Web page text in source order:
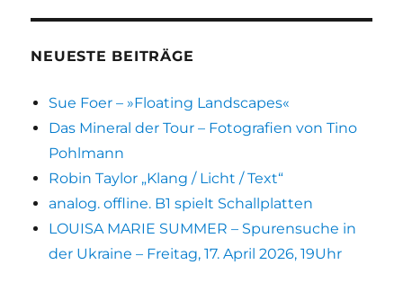
NEUESTE BEITRÄGE
Sue Foer – »Floating Landscapes«
Das Mineral der Tour – Fotografien von Tino
Pohlmann
Robin Taylor „Klang / Licht / Text“
analog. offline. B1 spielt Schallplatten
LOUISA MARIE SUMMER – Spurensuche in
der Ukraine – Freitag, 17. April 2026, 19Uhr